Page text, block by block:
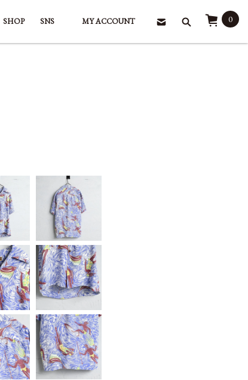
SHOP SNS MY ACCOUNT 0